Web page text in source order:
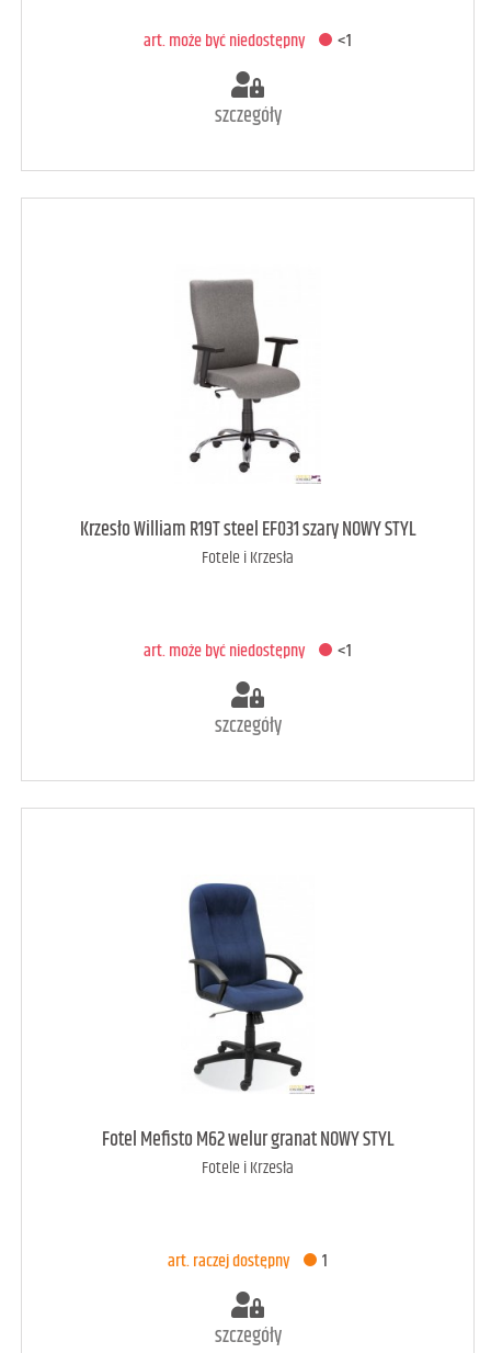
art. może być niedostępny <1
szczegóły
art. może być niedostępny <1
Krzesło William R19T steel EF031 szary NOWY STYL
Fotele i Krzesła
art. może być niedostępny <1
szczegóły
art. może być niedostępny <1
Fotel Mefisto M62 welur granat NOWY STYL
Fotele i Krzesła
art. raczej dostępny 1
szczegóły